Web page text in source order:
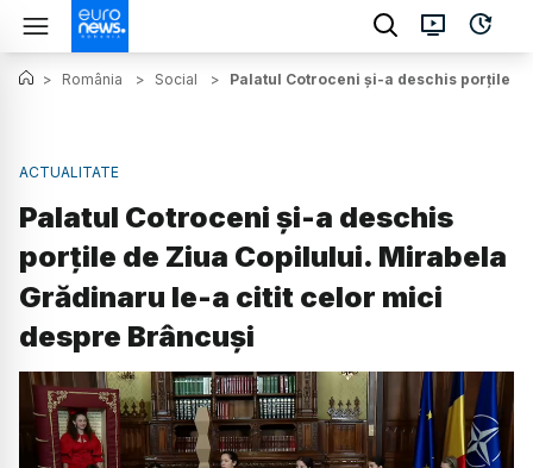
> România > Social > Palatul Cotroceni și-a deschis porțile
ACTUALITATE
Palatul Cotroceni și-a deschis
porțile de Ziua Copilului. Mirabela
Grădinaru le-a citit celor mici
despre Brâncuși